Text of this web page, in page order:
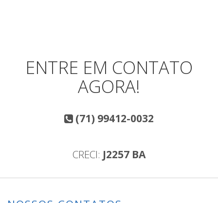
ENTRE EM CONTATO
AGORA!
(71) 99412-0032
CRECI: J2257 BA